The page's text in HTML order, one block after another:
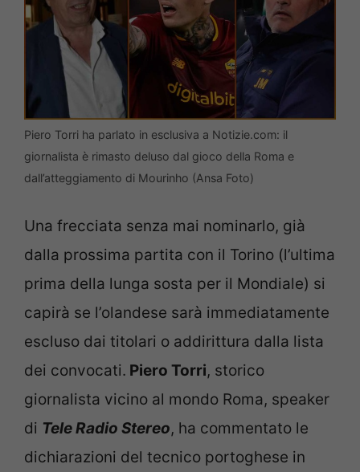
Piero Torri ha parlato in esclusiva a Notizie.com: il
giornalista è rimasto deluso dal gioco della Roma e
dall’atteggiamento di Mourinho (Ansa Foto)
Una frecciata senza mai nominarlo, già
dalla prossima partita con il Torino (l’ultima
prima della lunga sosta per il Mondiale) si
capirà se l’olandese sarà immediatamente
escluso dai titolari o addirittura dalla lista
dei convocati. Piero Torri, storico
giornalista vicino al mondo Roma, speaker
di Tele Radio Stereo, ha commentato le
dichiarazioni del tecnico portoghese in